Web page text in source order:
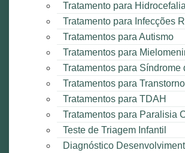
Tratamento para Hidrocefalia
Tratamento para Infecções
Tratamentos para Autismo
Tratamentos para
Tratamentos para Síndrome
Tratamentos para
Tratamentos para TDAH
Tratamentos para Paralisia
Teste de Triagem Infantil
Diagnóstico